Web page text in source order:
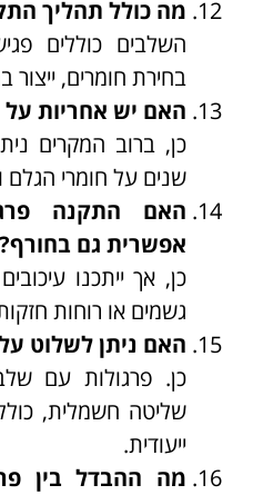
מה כולל תהליך
השלבים כוללים
בחירת חומרים,
האם יש אחריות על
שנים על חומרי הגלם
האם התקנה
אפשרית גם בחורף?
כן, אך ייתכנו
גשמים או רוחות
האם ניתן לשלוט
כן. פרגולות עם
שליטה חשמלית,
ייעודית.
מה ההבדל בין